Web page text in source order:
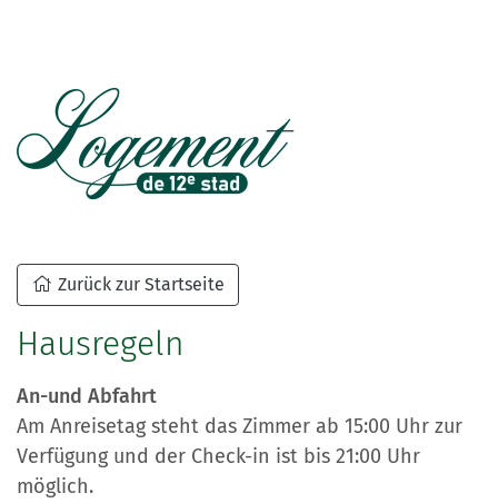
Zurück zur Startseite
Hausregeln
An-und Abfahrt
Am Anreisetag steht das Zimmer ab 15:00 Uhr zur
Verfügung und der Check-in ist bis 21:00 Uhr
möglich.